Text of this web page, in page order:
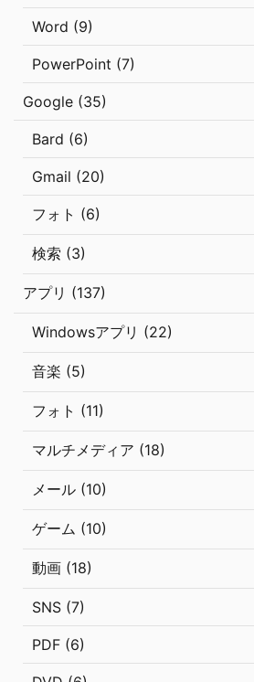
Word (9)
PowerPoint (7)
Google (35)
Bard (6)
Gmail (20)
フォト (6)
検索 (3)
アプリ (137)
Windowsアプリ (22)
音楽 (5)
フォト (11)
マルチメディア (18)
メール (10)
ゲーム (10)
動画 (18)
SNS (7)
PDF (6)